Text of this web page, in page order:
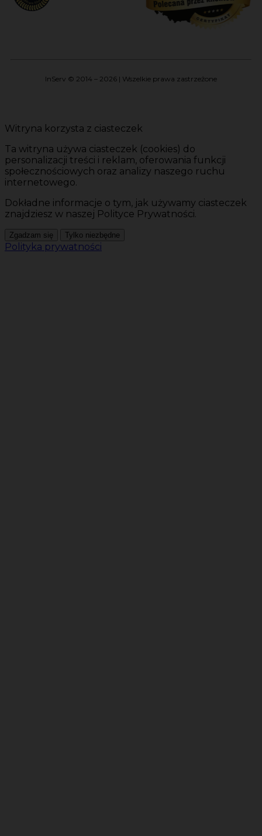
InServ © 2014 – 2026 | Wszelkie prawa zastrzeżone
Witryna korzysta z ciasteczek
Ta witryna używa ciasteczek (cookies) do
personalizacji treści i reklam, oferowania funkcji
społecznościowych oraz analizy naszego ruchu
internetowego.
Dokładne informacje o tym, jak używamy ciasteczek
znajdziesz w naszej Polityce Prywatności.
Zgadzam się Tylko niezbędne
Polityka prywatności